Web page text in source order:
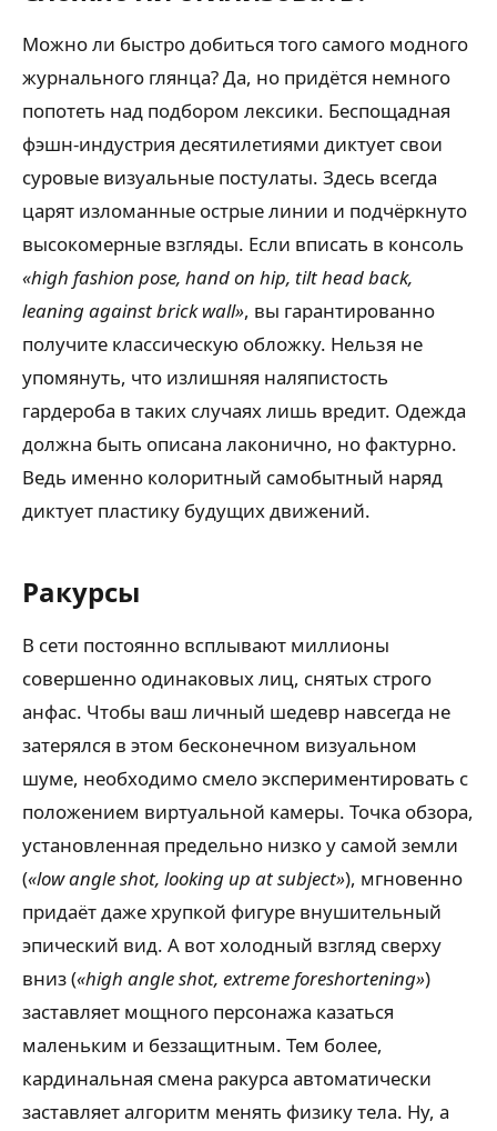
Можно ли быстро добиться того самого модного
журнального глянца? Да, но придётся немного
попотеть над подбором лексики. Беспощадная
фэшн-индустрия десятилетиями диктует свои
суровые визуальные постулаты. Здесь всегда
царят изломанные острые линии и подчёркнуто
высокомерные взгляды. Если вписать в консоль
«high fashion pose, hand on hip, tilt head back,
leaning against brick wall», вы гарантированно
получите классическую обложку. Нельзя не
упомянуть, что излишняя наляпистость
гардероба в таких случаях лишь вредит. Одежда
должна быть описана лаконично, но фактурно.
Ведь именно колоритный самобытный наряд
диктует пластику будущих движений.
Ракурсы
В сети постоянно всплывают миллионы
совершенно одинаковых лиц, снятых строго
анфас. Чтобы ваш личный шедевр навсегда не
затерялся в этом бесконечном визуальном
шуме, необходимо смело экспериментировать с
положением виртуальной камеры. Точка обзора,
установленная предельно низко у самой земли
(«low angle shot, looking up at subject»), мгновенно
придаёт даже хрупкой фигуре внушительный
эпический вид. А вот холодный взгляд сверху
вниз («high angle shot, extreme foreshortening»)
заставляет мощного персонажа казаться
маленьким и беззащитным. Тем более,
кардинальная смена ракурса автоматически
заставляет алгоритм менять физику тела. Ну, а